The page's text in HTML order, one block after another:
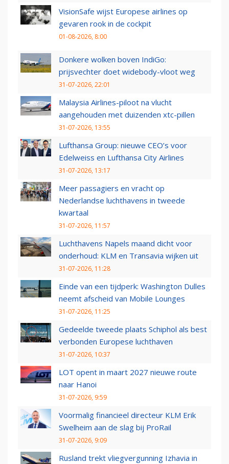
VisionSafe wijst Europese airlines op
gevaren rook in de cockpit
01-08-2026, 8:00
Donkere wolken boven IndiGo:
prijsvechter doet widebody-vloot weg
31-07-2026, 22:01
Malaysia Airlines-piloot na vlucht
aangehouden met duizenden xtc-pillen
31-07-2026, 13:55
Lufthansa Group: nieuwe CEO’s voor
Edelweiss en Lufthansa City Airlines
31-07-2026, 13:17
Meer passagiers en vracht op
Nederlandse luchthavens in tweede
kwartaal
31-07-2026, 11:57
Luchthavens Napels maand dicht voor
onderhoud: KLM en Transavia wijken uit
31-07-2026, 11:28
Einde van een tijdperk: Washington Dulles
neemt afscheid van Mobile Lounges
31-07-2026, 11:25
Gedeelde tweede plaats Schiphol als best
verbonden Europese luchthaven
31-07-2026, 10:37
LOT opent in maart 2027 nieuwe route
naar Hanoi
31-07-2026, 9:59
Voormalig financieel directeur KLM Erik
Swelheim aan de slag bij ProRail
31-07-2026, 9:09
Rusland trekt vliegvergunning Izhavia in